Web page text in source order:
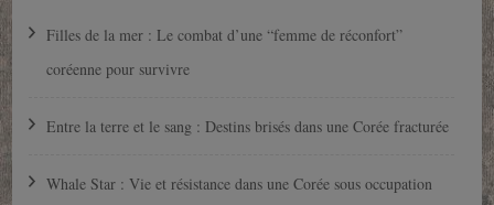
Filles de la mer : Le combat d’une “femme de réconfort”
coréenne pour survivre
Entre la terre et le sang : Destins brisés dans une Corée fracturée
Whale Star : Vie et résistance dans une Corée sous occupation